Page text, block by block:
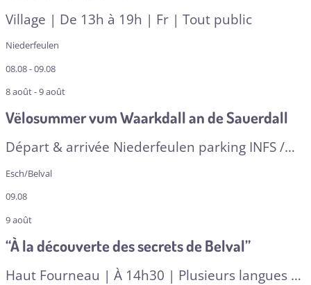
Village | De 13h à 19h | Fr | Tout public
Niederfeulen
08.08 - 09.08
8 août - 9 août
Vëlosummer vum Waarkdall an de Sauerdall
Départ & arrivée Niederfeulen parking INFS /
Michelau Gare
Esch/Belval
09.08
9 août
“À la découverte des secrets de Belval”
Haut Fourneau | À 14h30 | Plusieurs langues |